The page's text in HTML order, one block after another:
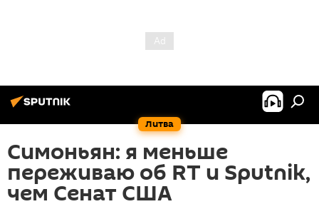
Литва
Симоньян: я меньше
переживаю об RT и Sputnik,
чем Сенат США